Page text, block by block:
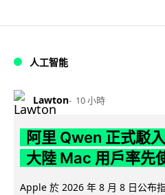
人工智能
Lawton 10 小時
阿里 Qwen 正式駁
大陸 Mac 用戶率先
Apple 於 2026 年 8 月 8 日公布